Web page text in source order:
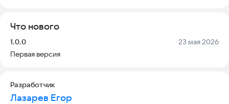
предпросмотр результата
• Оглавление документа для быстрой навигации
• Автосохранение(включается в настройках)
Приложение работает полностью офлайн, не требует
регистрации и не собирает никаких данных. Все файлы
Что нового
Версия:
1.0.0 Дата:
23 мая 2026
Первая версия
Разработчик
Лазарев Егор